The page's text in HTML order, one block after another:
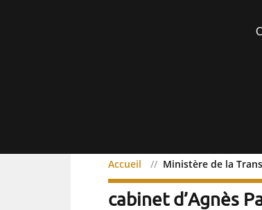
Accueil Ministère de la
Ministère de la
cabinet d’Agnès